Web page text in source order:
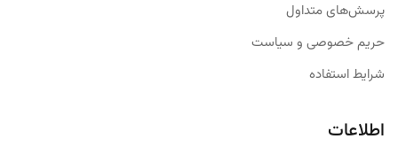
پرسش‌های متداول
حریم خصوصی و سیاست
شرایط استفاده
اطلاعات